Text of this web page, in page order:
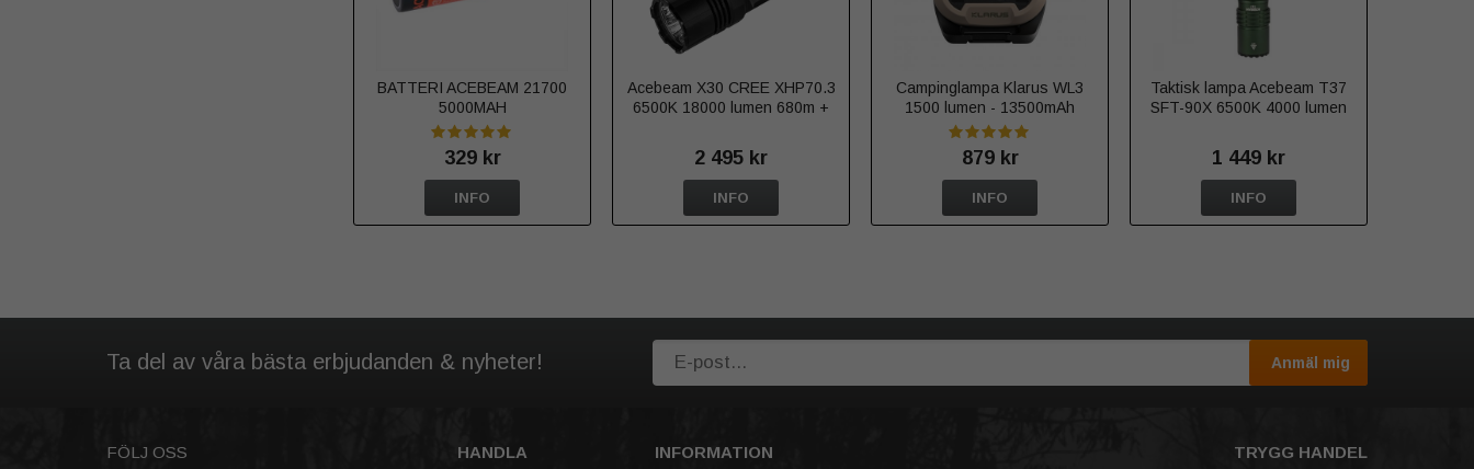
BATTERI ACEBEAM 21700
5000MAH
329 kr
INFO
Acebeam X30 CREE XHP70.3
6500K 18000 lumen 680m +
2 495 kr
INFO
Campinglampa Klarus WL3
1500 lumen - 13500mAh
Uppladdningsbar
879 kr
INFO
Taktisk lampa Acebeam T37
SFT-90X 6500K 4000 lumen
1 449 kr
INFO
Ta del av våra bästa erbjudanden & nyheter! Anmäl mig
FÖLJ OSS
HANDLA
INFORMATION
TRYGG HANDEL